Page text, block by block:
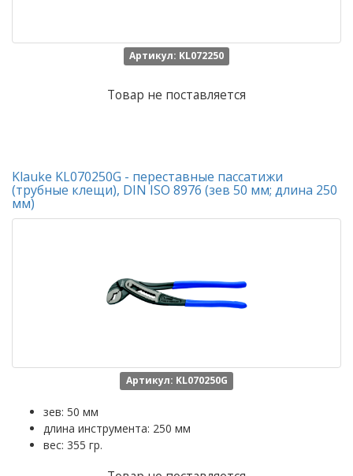
Артикул: KL072250
Товар не поставляется
Klauke KL070250G - переставные пассатижи
(трубные клещи), DIN ISO 8976 (зев 50 мм; длина 250
мм)
Артикул: KL070250G
зев: 50 мм
длина инструмента: 250 мм
вес: 355 гр.